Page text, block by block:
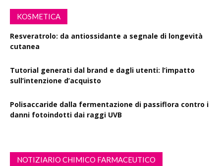
KOSMETICA
Resveratrolo: da antiossidante a segnale di longevità
cutanea
Tutorial generati dal brand e dagli utenti: l’impatto
sull’intenzione d’acquisto
Polisaccaride dalla fermentazione di passiflora contro i
danni fotoindotti dai raggi UVB
NOTIZIARIO CHIMICO FARMACEUTICO